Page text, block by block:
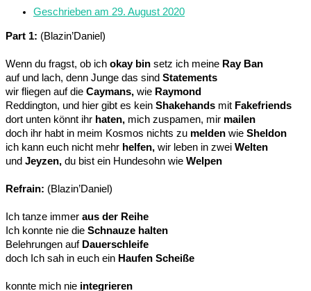
Geschrieben am 29. August 2020
Part 1: (Blazin’Daniel)
Wenn du fragst, ob ich okay bin setz ich meine Ray Ban
auf und lach, denn Junge das sind Statements
wir fliegen auf die Caymans, wie Raymond
Reddington, und hier gibt es kein Shakehands mit Fakefriends
dort unten könnt ihr haten, mich zuspamen, mir mailen
doch ihr habt in meim Kosmos nichts zu melden wie Sheldon
ich kann euch nicht mehr helfen, wir leben in zwei Welten
und Jeyzen, du bist ein Hundesohn wie Welpen
Refrain: (Blazin’Daniel)
Ich tanze immer aus der Reihe
Ich konnte nie die Schnauze halten
Belehrungen aufDauerschleife
doch Ich sah in euch ein Haufen Scheiße
konnte mich nie integrieren